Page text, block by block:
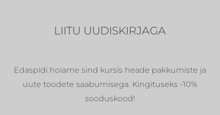
LIITU UUDISKIRJAGA
Edaspidi hoiame sind kursis heade pakkumiste ja
uute toodete saabumisega. Kingituseks -10%
sooduskood!